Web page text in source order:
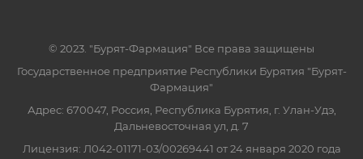
© 2023. "Бурят-Фармация" Все права защищены
Государственное предприятие Республики Бурятия "Бурят-
Фармация"
Адрес: 670047, Россия, Республика Бурятия, г. Улан-Удэ,
Дальневосточная ул, д. 7
Лицензия: Л042-01171-03/00269441 от 24 января 2020 года